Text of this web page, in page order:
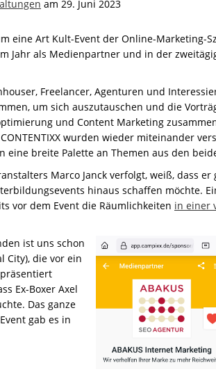
am 29. Juni 2023
eine Art Kult-Event der Online-Marketing-
Jahr als Medienpartner und in der
Freelancer, Agenturen und
um sich auszutauschen und die
und Content Marketing
wurden wieder miteinander
eine breite Palette an Themen aus den
Marco Janck verfolgt, weiß, dass
hinaus schaffen möchte.
vor dem Event die Räumlichkeiten in einer
ist uns schon
City), die vor ein
Ex-Boxer Axel
Das ganze
gab es in